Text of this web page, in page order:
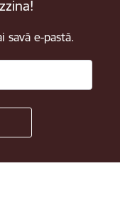
savā e-pastā.